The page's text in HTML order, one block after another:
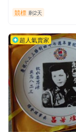
競標 剩2天
超人氣賣家